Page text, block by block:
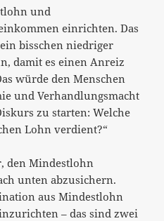
und
einrichten. Das
bisschen niedriger
damit es einen Anreiz
würde den Menschen
und Verhandlungsmacht
zu starten: Welche
Lohn verdient?“
den Mindestlohn
unten abzusichern.
aus Mindestlohn
– das sind zwei